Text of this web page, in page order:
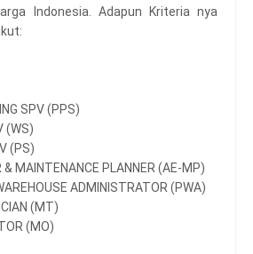
Indonesia. Adapun Kriteria nya
SPV (PPS)
(WS)
(PS)
& MAINTENANCE PLANNER (AE-MP)
ADMINISTRATOR (PWA)
(MT)
(MO)